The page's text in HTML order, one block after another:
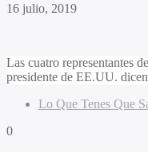
16 julio, 2019
Las cuatro representantes
presidente de EE.UU.
Lo Que Tenes Que
0